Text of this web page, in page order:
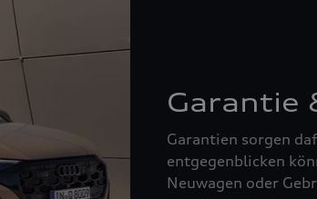
Garantie
Garantien sorgen
entgegenblicken
Neuwagen oder